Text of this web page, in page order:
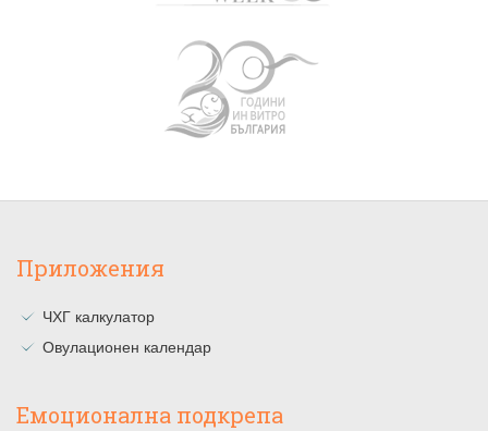
Приложения
ЧХГ калкулатор
Овулационен календар
Емоционална подкрепа